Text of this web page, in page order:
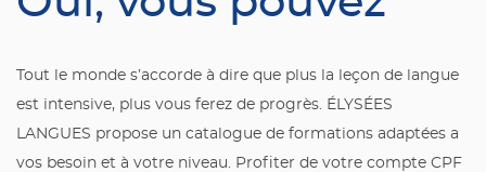
Tout le monde s’accorde à dire que plus la leçon de langue
est intensive, plus vous ferez de progrès. ÉLYSÉES
LANGUES propose un catalogue de formations adaptées a
vos besoin et à votre niveau. Profiter de votre compte CPF